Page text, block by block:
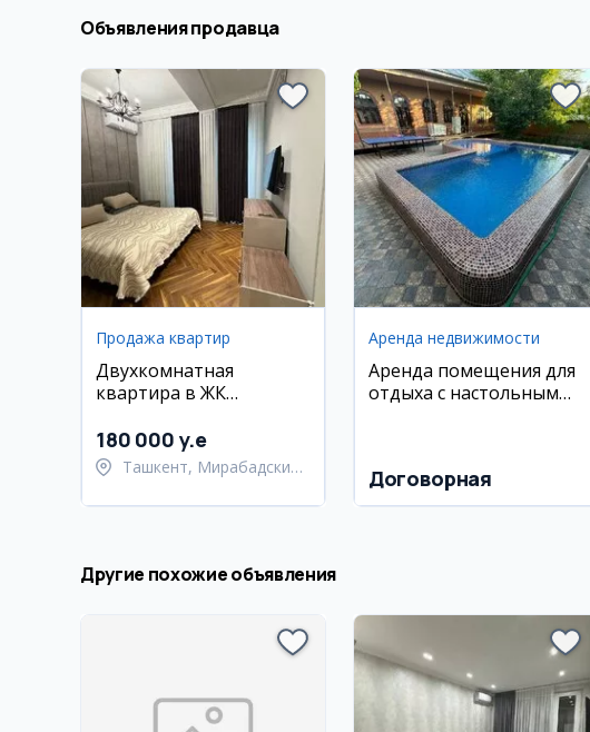
Объявления продавца
Продажа квартир
Двухкомнатная
квартира в ЖК
180 000 y.e
Ташкент, Мирабадский
Аренда недвижимости
Аренда помещения для
отдыха с настольным
Договорная
Другие похожие объявления